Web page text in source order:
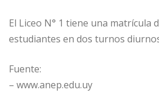
El Liceo N° 1 tiene una matrícula
estudiantes en dos turnos
Fuente:
– www.anep.edu.uy